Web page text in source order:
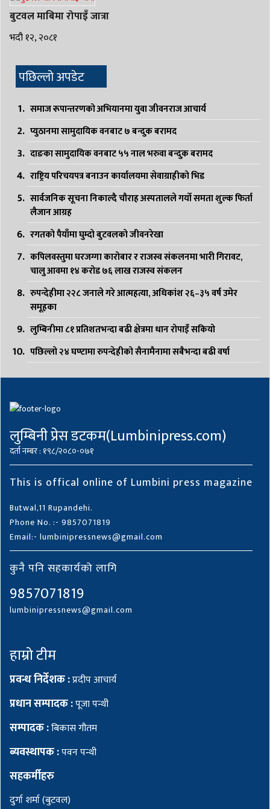
बुटवल माबिमा रोपाइँ जात्रा
भदौ १२, २०८१
पछिल्लो अपडेट
समाज रूपान्तरणको अभियानमा युवा जीवनराज आचार्य
प्युठानमा सामुदायिक वनबाट ७ बन्दुक बरामद
दाङका सामुदायिक वनबाट ५५ नाल भरुवा बन्दुक बरामद
राष्ट्रिय परिचयपत्र बनाउन कार्यालयमा सेवाग्राहीको भिड
सार्वजनिक सूचना निकाल्दै चौराह अस्पतालले गर्यो समता शुल्क फिर्ता
लैजान आग्रह
रगतको पैयाँमा घुम्दो बुटवलको जीवनरेखा
कपिलवस्तुमा घरजग्गा कारोबार र राजस्व संकलनमा भारी गिरावट,
चालु आवमा १४ करोड ७६ लाख राजस्व संकलन
रुपन्देहीमा २२८ जनाले गरे आत्महत्या, अधिकांश २६–३५ वर्ष उमेर
समूहका
लुम्बिनीमा ८१ प्रतिशतभन्दा बढी क्षेत्रमा धान रोपाइँ सकियो
पछिल्लो २४ घण्टामा रुपन्देहीको सैनामैनामा सबैभन्दा बढी वर्षा
लुम्बिनी प्रेस डटकम(Lumbinipress.com)
दर्ता नम्बर : १९८/२०८०-०७१
This is offical online of Lumbini press magazine
Butwal,11 Rupandehi.
Phone No. :- 9857071819
Email:- lumbinipressnews@gmail.com
कुनै पनि सहकार्यको लागि
9857071819
lumbinipressnews@gmail.com
हाम्रो टीम
प्रवन्ध निर्देशक :प्रदीप आचार्य
प्रधान सम्पादक :पूजा पन्थी
सम्पादक :बिकास गौतम
ब्यवस्थापक :पवन पन्थी
सहकर्मीहरु
दुर्गा शर्मा (बुटवल)